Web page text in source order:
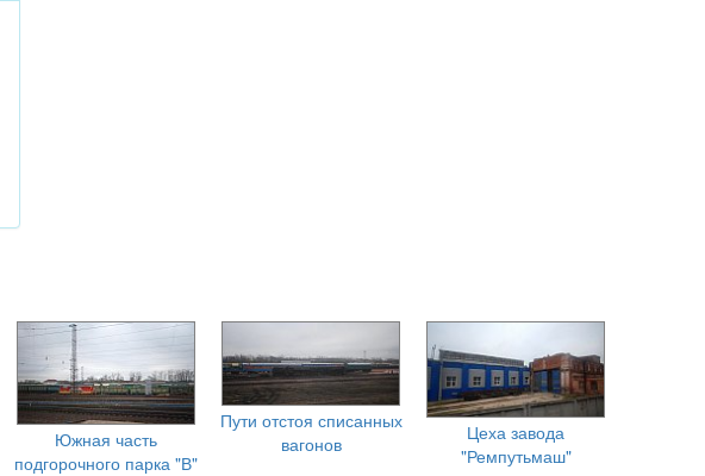
Южная часть
подгорочного парка "В"
Пути отстоя списанных
вагонов
Цеха завода
"Ремпутьмаш"